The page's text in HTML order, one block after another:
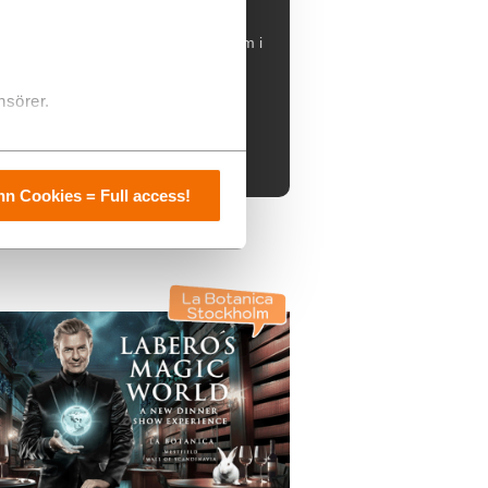
Cookies = Full access!
Köp biljetter alt. Hotellpaket till Så som i
september till 12 december 2026.